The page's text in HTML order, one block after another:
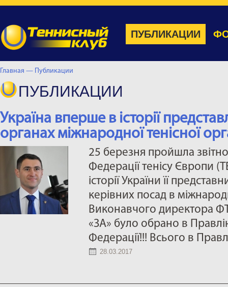
ПУБЛИКАЦИИ
Главная — Публикации
ПУБЛИКАЦИИ
Україна вперше в історії
органах міжнародної тенісної
25 березня пройшла
Федерації тенісу Європи
історії України її
керівних посад в
Виконавчого директора
«ЗА» було обрано в
Федерації!!! Всього в
28.03.2017